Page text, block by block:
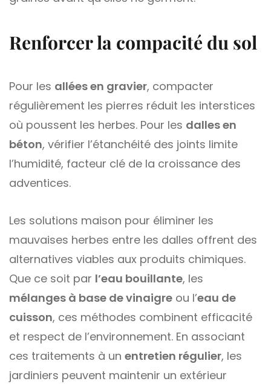
Renforcer la compacité du sol
Pour les allées en gravier, compacter
régulièrement les pierres réduit les interstices
où poussent les herbes. Pour les dalles en
béton, vérifier l’étanchéité des joints limite
l’humidité, facteur clé de la croissance des
adventices.
Les solutions maison pour éliminer les
mauvaises herbes entre les dalles offrent des
alternatives viables aux produits chimiques.
Que ce soit par l’eau bouillante, les
mélanges à base de vinaigre ou l’eau de
cuisson, ces méthodes combinent efficacité
et respect de l’environnement. En associant
ces traitements à un entretien régulier, les
jardiniers peuvent maintenir un extérieur